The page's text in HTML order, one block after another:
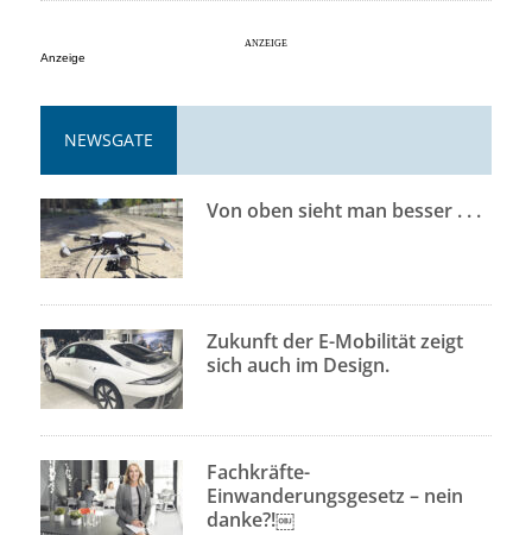
Anzeige
NEWSGATE
Von oben sieht man besser . . .
Zukunft der E-Mobilität zeigt
sich auch im Design.
Fachkräfte-
Einwanderungsgesetz – nein
danke?!￼